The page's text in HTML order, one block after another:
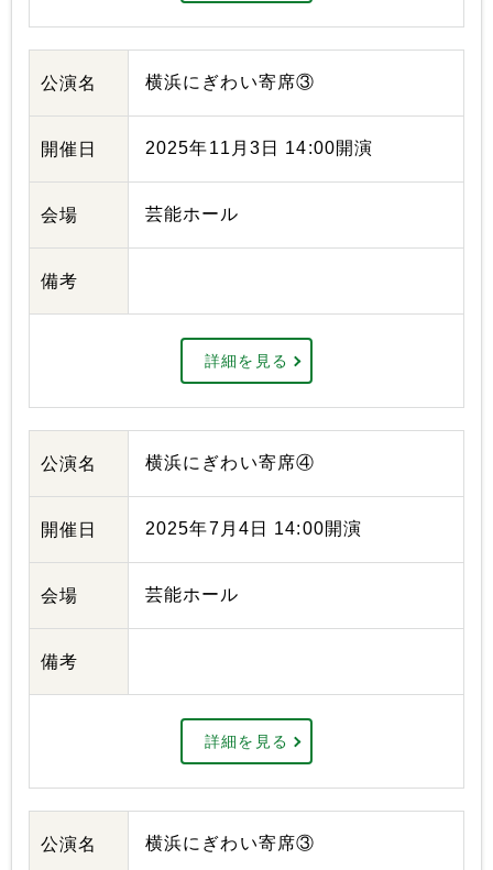
公演名 横浜にぎわい寄席③
開催日 2025年11月3日 14:00開演
会場 芸能ホール
備考
詳細を見る
公演名 横浜にぎわい寄席④
開催日 2025年7月4日 14:00開演
会場 芸能ホール
備考
詳細を見る
公演名 横浜にぎわい寄席③